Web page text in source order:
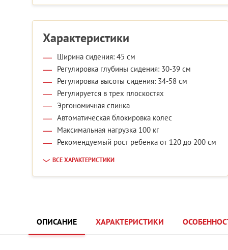
Характеристики
Ширина сидения: 45 см
Регулировка глубины сидения: 30-39 см
Регулировка высоты сидения: 34-58 см
Регулируется в трех плоскостях
Эргономичная спинка
Автоматическая блокировка колес
Максимальная нагрузка 100 кг
Рекомендуемый рост ребенка от 120 до 200 см
ВСЕ ХАРАКТЕРИСТИКИ
ОПИСАНИЕ ХАРАКТЕРИСТИКИ